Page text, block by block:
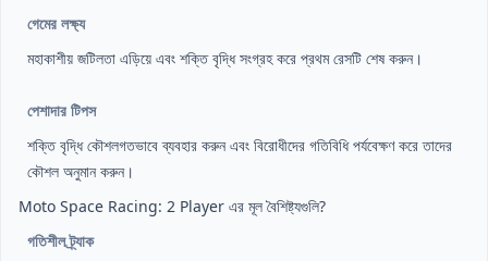
গেমের লক্ষ্য
মহাকাশীয় জটিলতা এড়িয়ে এবং শক্তি বৃদ্ধি সংগ্রহ করে প্রথম রেসটি শেষ করুন।
পেশাদার টিপস
শক্তি বৃদ্ধি কৌশলগতভাবে ব্যবহার করুন এবং বিরোধীদের গতিবিধি পর্যবেক্ষণ করে তাদের
কৌশল অনুমান করুন।
Moto Space Racing: 2 Player এর মূল বৈশিষ্ট্যগুলি?
গতিশীল ট্র্যাক